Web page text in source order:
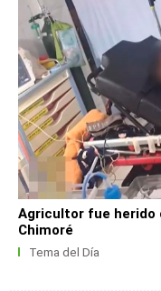
Agricultor fue herido
Chimoré
Tema del Día